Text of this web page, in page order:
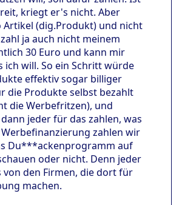
kriegt er's nicht. Aber
Artikel (dig.Produkt) und nicht
ja auch nicht meinem
30 Euro und kann mir
ich will. So ein Schritt würde
effektiv sogar billiger
die Produkte selbst bezahlt
die Werbefritzen), und
jeder für das zahlen, was
zahlen wir
Du***ackenprogramm auf
oder nicht. Denn jeder
den Firmen, die dort für
machen.